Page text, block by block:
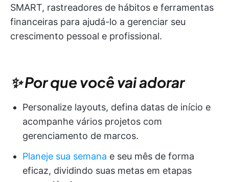
SMART, rastreadores de hábitos e ferramentas
financeiras para ajudá-lo a gerenciar seu
crescimento pessoal e profissional.
✨ Por que você vai adorar
Personalize layouts, defina datas de início e
acompanhe vários projetos com
gerenciamento de marcos.
Planeje sua semana e seu mês de forma
eficaz, dividindo suas metas em etapas